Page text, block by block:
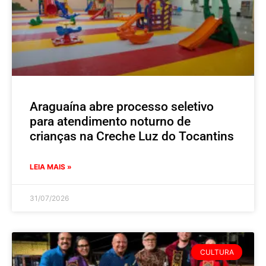
Araguaína abre processo seletivo
para atendimento noturno de
crianças na Creche Luz do Tocantins
LEIA MAIS »
31/07/2026
CULTURA